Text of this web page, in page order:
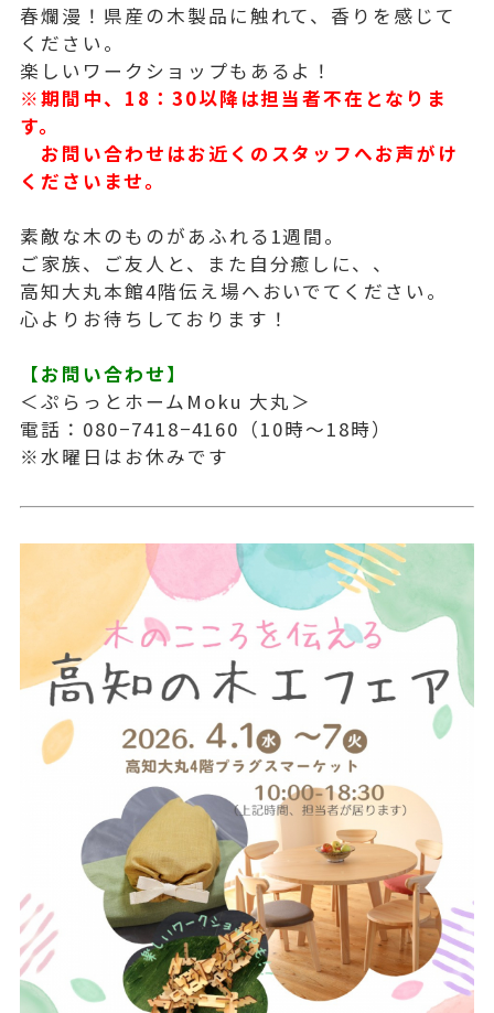
春爛漫！県産の木製品に触れて、香りを感じて
ください。
楽しいワークショップもあるよ！
※期間中、18：30以降は担当者不在となりま
す。
お問い合わせはお近くのスタッフへお声がけ
くださいませ。
素敵な木のものがあふれる1週間。
ご家族、ご友人と、また自分癒しに、、
高知大丸本館4階伝え場へおいでてください。
心よりお待ちしております！
【お問い合わせ】
＜ぷらっとホームMoku 大丸＞
電話：080−7418−4160（10時〜18時）
※水曜日はお休みです